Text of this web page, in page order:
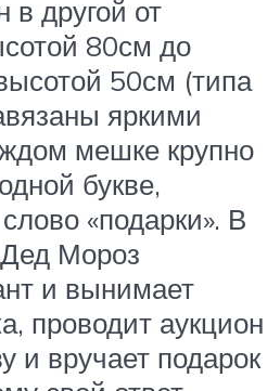
другой от
80см до
50см (типа
яркими
мешке крупно
букве,
«подарки». В
Мороз
и вынимает
проводит аукцион
и вручает подарок